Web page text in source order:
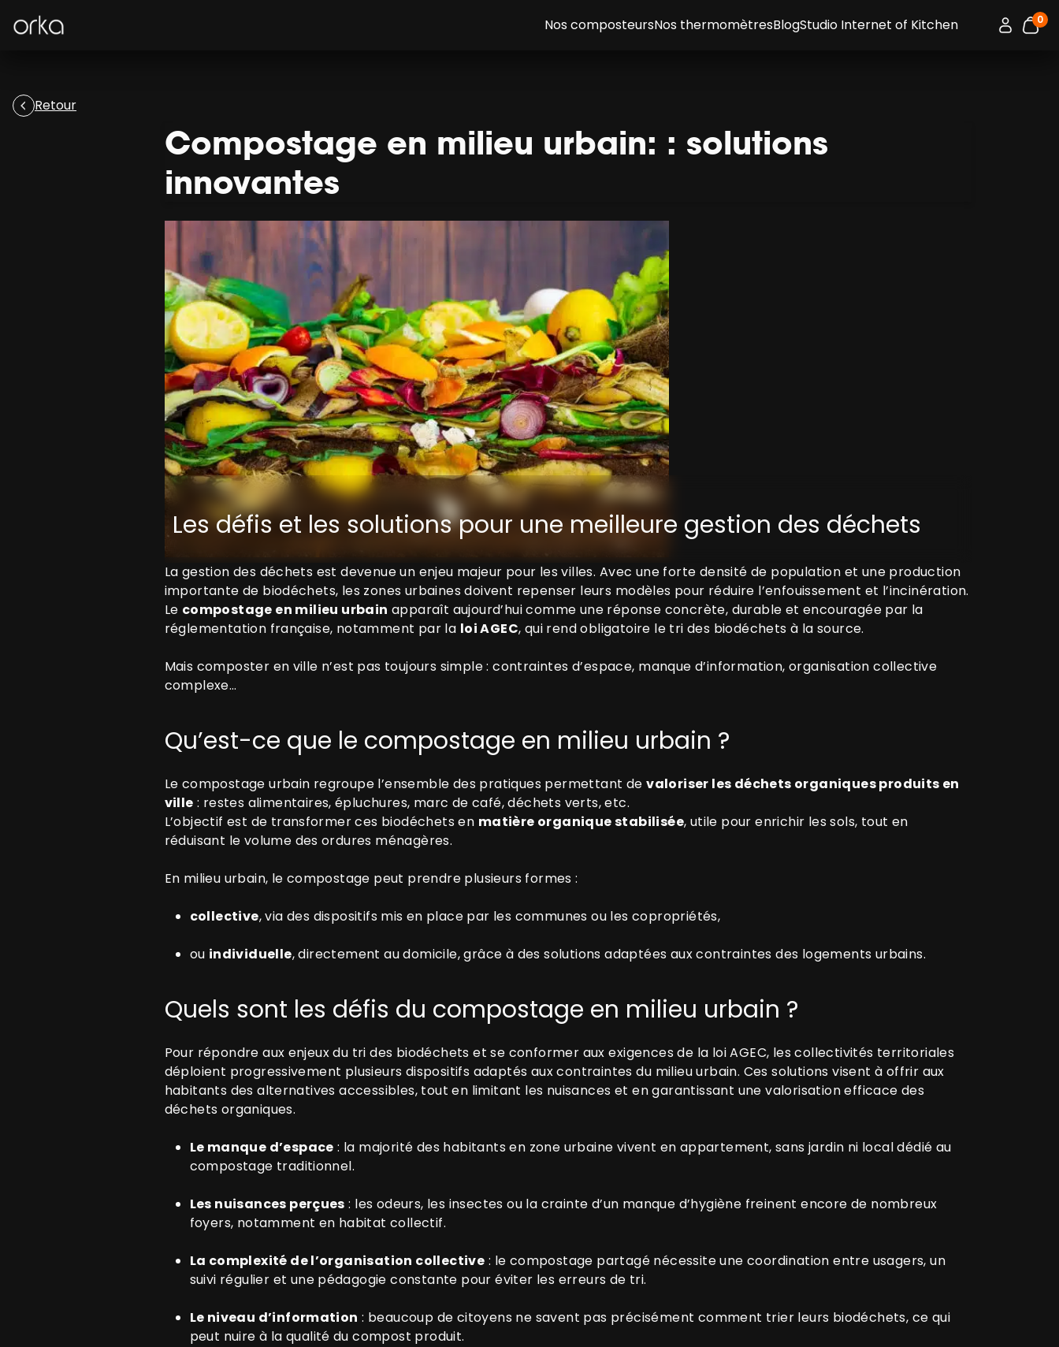
Orka Nos composteursNos thermomètresBlogStudio Internet of Kitchen 0
Retour
Compostage en milieu urbain: : solutions
innovantes
Les défis et les solutions pour une meilleure gestion des déchets
La gestion des déchets est devenue un enjeu majeur pour les villes. Avec une forte densité de population et une production
importante de biodéchets, les zones urbaines doivent repenser leurs modèles pour réduire l’enfouissement et l’incinération.
Le compostage en milieu urbain apparaît aujourd’hui comme une réponse concrète, durable et encouragée par la
réglementation française, notamment par la loi AGEC, qui rend obligatoire le tri des biodéchets à la source.
Mais composter en ville n’est pas toujours simple : contraintes d’espace, manque d’information, organisation collective
complexe…
Qu’est-ce que le compostage en milieu urbain ?
Le compostage urbain regroupe l’ensemble des pratiques permettant devaloriser les déchets organiques produits en
ville : restes alimentaires, épluchures, marc de café, déchets verts, etc.
L’objectif est de transformer ces biodéchets en matière organique stabilisée, utile pour enrichir les sols, tout en
réduisant le volume des ordures ménagères.
En milieu urbain, le compostage peut prendre plusieurs formes :
collective, via des dispositifs mis en place par les communes ou les copropriétés,
ou individuelle, directement au domicile, grâce à des solutions adaptées aux contraintes des logements urbains.
Quels sont les défis du compostage en milieu urbain ?
Pour répondre aux enjeux du tri des biodéchets et se conformer aux exigences de la loi AGEC, les collectivités territoriales
déploient progressivement plusieurs dispositifs adaptés aux contraintes du milieu urbain. Ces solutions visent à offrir aux
habitants des alternatives accessibles, tout en limitant les nuisances et en garantissant une valorisation efficace des
déchets organiques.
Le manque d’espace : la majorité des habitants en zone urbaine vivent en appartement, sans jardin ni local dédié au
compostage traditionnel.
Les nuisances perçues : les odeurs, les insectes ou la crainte d’un manque d’hygiène freinent encore de nombreux
foyers, notamment en habitat collectif.
La complexité de l’organisation collective : le compostage partagé nécessite une coordination entre usagers, un
suivi régulier et une pédagogie constante pour éviter les erreurs de tri.
Le niveau d’information : beaucoup de citoyens ne savent pas précisément comment trier leurs biodéchets, ce qui
peut nuire à la qualité du compost produit.